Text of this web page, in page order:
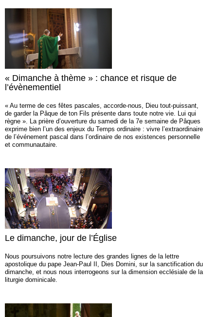
« Dimanche à thème » : chance et risque de
l’évènementiel
« Au terme de ces fêtes pascales, accorde-nous, Dieu tout-puissant,
de garder la Pâque de ton Fils présente dans toute notre vie. Lui qui
règne ». La prière d’ouverture du samedi de la 7e semaine de Pâques
exprime bien l’un des enjeux du Temps ordinaire : vivre l’extraordinaire
de l’événement pascal dans l’ordinaire de nos existences personnelle
et communautaire.
Le dimanche, jour de l’Église
Nous poursuivons notre lecture des grandes lignes de la lettre
apostolique du pape Jean-Paul II, Dies Domini, sur la sanctification du
dimanche, et nous nous interrogeons sur la dimension ecclésiale de la
liturgie dominicale.